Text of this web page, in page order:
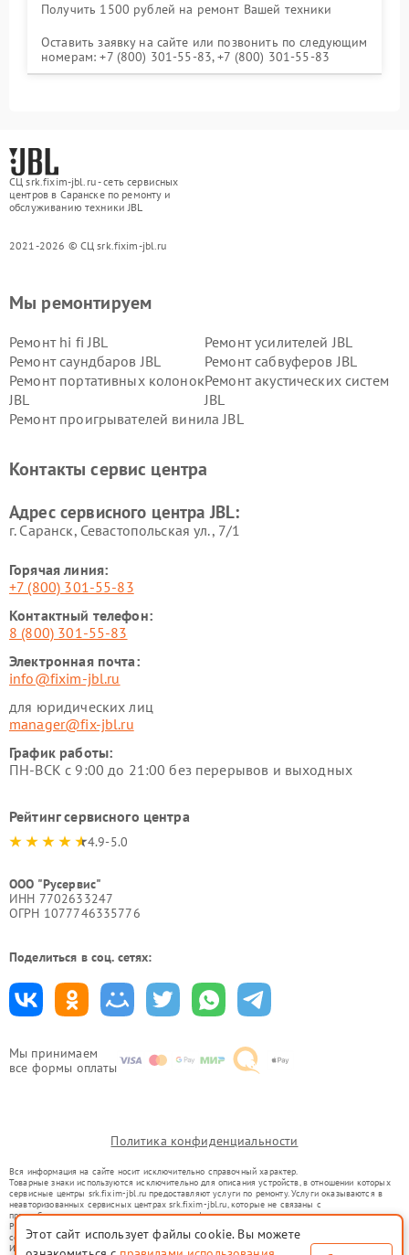
Получить 1500 рублей на ремонт Вашей техники
Оставить заявку на сайте или позвонить по следующим
номерам: +7 (800) 301-55-83, +7 (800) 301-55-83
СЦ srk.fixim-jbl.ru - сеть сервисных
центров в Саранске по ремонту и
обслуживанию техники JBL
2021-2026 © СЦ srk.fixim-jbl.ru
Мы принимаем
все формы оплаты
Мы ремонтируем
Ремонт hi fi JBL
Ремонт усилителей JBL
Ремонт саундбаров JBL
Ремонт сабвуферов JBL
Ремонт портативных колонок
JBL
Ремонт акустических систем
JBL
Ремонт проигрывателей винила JBL
Контакты сервис центра
Адрес сервисного центра JBL:
г. Саранск, Севастопольская ул., 7/1
Горячая линия:
+7 (800) 301-55-83
Контактный телефон:
8 (800) 301-55-83
Электронная почта:
info@fixim-jbl.ru
для юридических лиц
manager@fix-jbl.ru
График работы:
ПН-ВСК с 9:00 до 21:00 без перерывов и выходных
Рейтинг сервисного центра
4.9-5.0
ООО "Русервис"
ИНН 7702633247
ОГРН 1077746335776
Поделиться в соц. сетях:
Политика конфиденциальности
Вся информация на сайте носит исключительно справочный характер.
Товарные знаки используются исключительно для описания устройств, в отношении которых
сервисные центры srk.fixim-jbl.ru предоставляют услуги по ремонту. Услуги оказываются в
неавторизованных сервисных центрах srk.fixim-jbl.ru, которые не связаны с
правообладателями товарных знаков или их официальными представителями.
Ремонт осуществляется для устройств, уже введенных в гражданский оборот в соответствии
со статьей 1487 ГК РФ.
Использование товарных знаков не преследует цели индивидуализации услуг или введения
Этот сайт использует файлы cookie. Вы можете